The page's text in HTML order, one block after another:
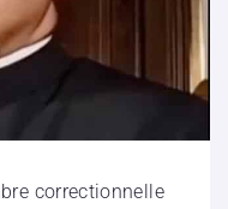
correctionnelle